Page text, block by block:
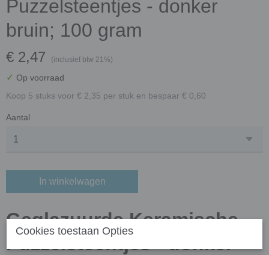
Puzzelsteentjes - donker
bruin; 100 gram
€ 2,47 (inclusief btw 21%)
✓ Op voorraad
Koop 5 stuks voor € 2,35 per stuk en bespaar € 0,60
Aantal
In winkelwagen
Geglazuurde Keramische
Puzzelsteentjes - donker
Cookies toestaan Opties